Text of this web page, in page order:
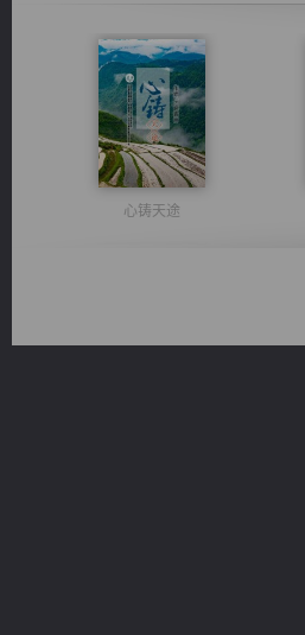
心铸天途